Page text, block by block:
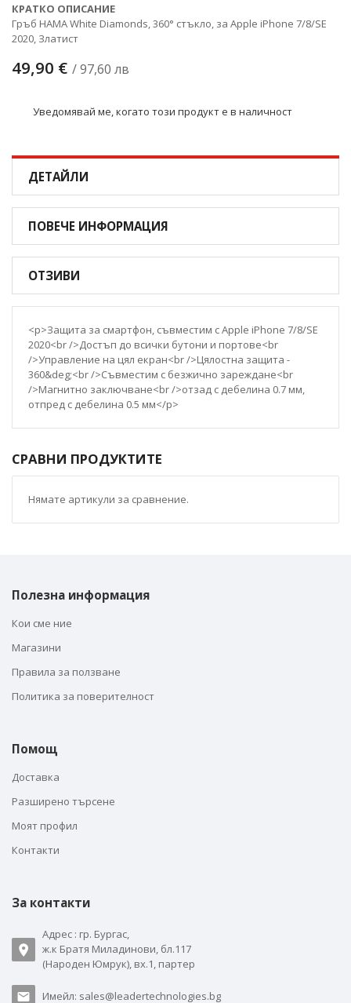
КРАТКО ОПИСАНИЕ
Гръб HAMA White Diamonds, 360° стъкло, за Apple iPhone 7/8/SE
2020, Златист
49,90 € / 97,60 лв
Уведомявай ме, когато този продукт е в наличност
ДЕТАЙЛИ
ПОВЕЧЕ ИНФОРМАЦИЯ
ОТЗИВИ
<p>Защита за смартфон, съвместим с Apple iPhone 7/8/SE
2020<br />Достъп до всички бутони и портове<br
/>Управление на цял екран<br />Цялостна защита -
360&deg;<br />Съвместим с безжично зареждане<br
/>Магнитно заключване<br />отзад с дебелина 0.7 мм,
отпред с дебелина 0.5 мм</p>
СРАВНИ ПРОДУКТИТЕ
Нямате артикули за сравнение.
Полезна информация
Кои сме ние
Магазини
Правила за ползване
Политика за поверителност
Помощ
Доставка
Разширено търсене
Моят профил
Контакти
За контакти
Адрес : гр. Бургас,
ж.к Братя Миладинови, бл.117
(Народен Юмрук), вх.1, партер
Имейл: sales@leadertechnologies.bg